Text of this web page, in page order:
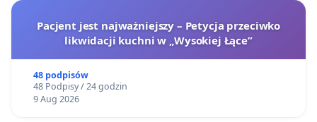
Pacjent jest najważniejszy – Petycja przeciwko
likwidacji kuchni w „Wysokiej Łące”
48 podpisów
48 Podpisy / 24 godzin
9 Aug 2026